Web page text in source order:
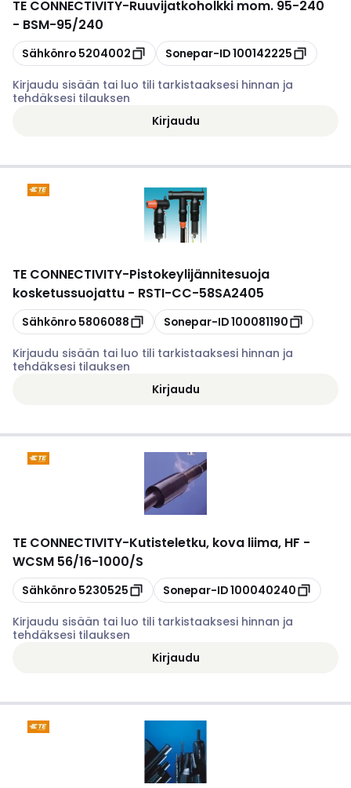
TE CONNECTIVITY-Ruuvijatkoholkki mom. 95-240
- BSM-95/240
Kopioi
Sähkönro 5204002 Kopioi
Sonepar-ID100142225
Kirjaudu sisään tai luo tili tarkistaaksesi hinnan ja
tehdäksesi tilauksen
Kirjaudu
TE CONNECTIVITY-Pistokeylijännitesuoja
kosketussuojattu - RSTI-CC-58SA2405
Kopioi
Sähkönro 5806088 Kopioi
Sonepar-ID100081190
Kirjaudu sisään tai luo tili tarkistaaksesi hinnan ja
tehdäksesi tilauksen
Kirjaudu
TE CONNECTIVITY-Kutisteletku, kova liima, HF -
WCSM 56/16-1000/S
Kopioi
Sähkönro 5230525 Kopioi
Sonepar-ID100040240
Kirjaudu sisään tai luo tili tarkistaaksesi hinnan ja
tehdäksesi tilauksen
Kirjaudu